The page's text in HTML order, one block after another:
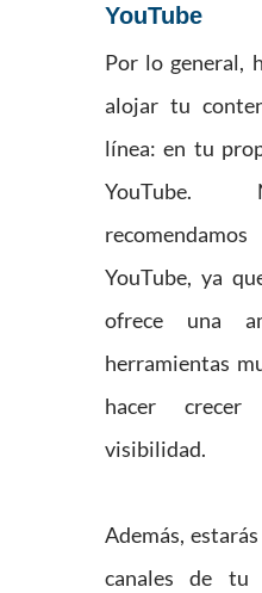
YouTube
Por lo general,
alojar tu
línea: en tu
YouTube.
YouTube, ya
ofrece una
herramientas
hacer
visibilidad.
Además,
canales de tu